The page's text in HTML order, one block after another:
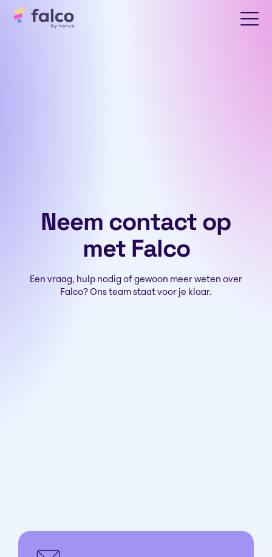
Neem contact op
met Falco
Een vraag, hulp nodig of gewoon meer weten over
Falco?Ons team staat voor je klaar.